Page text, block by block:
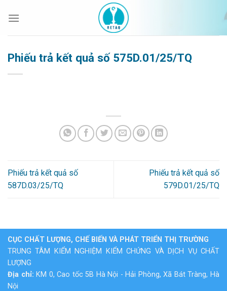
qua
Phiếu trả kết quả số 575D.01/25/TQ
Phiếu trả kết quả số
587D.03/25/TQ
Phiếu trả kết quả số
579D.01/25/TQ
CỤC CHẤT LƯỢNG, CHẾ BIẾN VÀ PHÁT TRIỂN THỊ TRƯỜNG
TRUNG TÂM KIỂM NGHIỆM KIỂM CHỨNG VÀ DỊCH VỤ CHẤT
LƯỢNG
Địa chỉ: KM 0, Cao tốc 5B Hà Nội - Hải Phòng, Xã Bát Tràng, Hà
Nội